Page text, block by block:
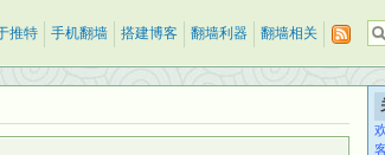
推特 手机翻墙 搭建博客 翻墙利器 翻墙相关